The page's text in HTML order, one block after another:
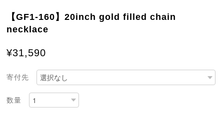
【GF1-160】20inch gold filled chain
necklace
¥31,590
寄付先
数量